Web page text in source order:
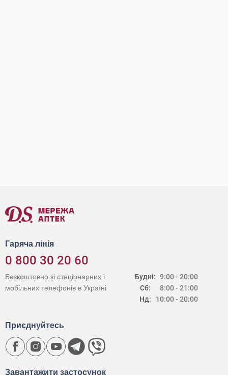
Гаряча лінія
0 800 30 20 60
Будні:
Сб:
Нд:
9:00 - 20:00
8:00 - 21:00
10:00 - 20:00
Безкоштовно зі стаціонарних і
мобільних телефонів в Україні
Завантажити застосунок
Приєднуйтесь